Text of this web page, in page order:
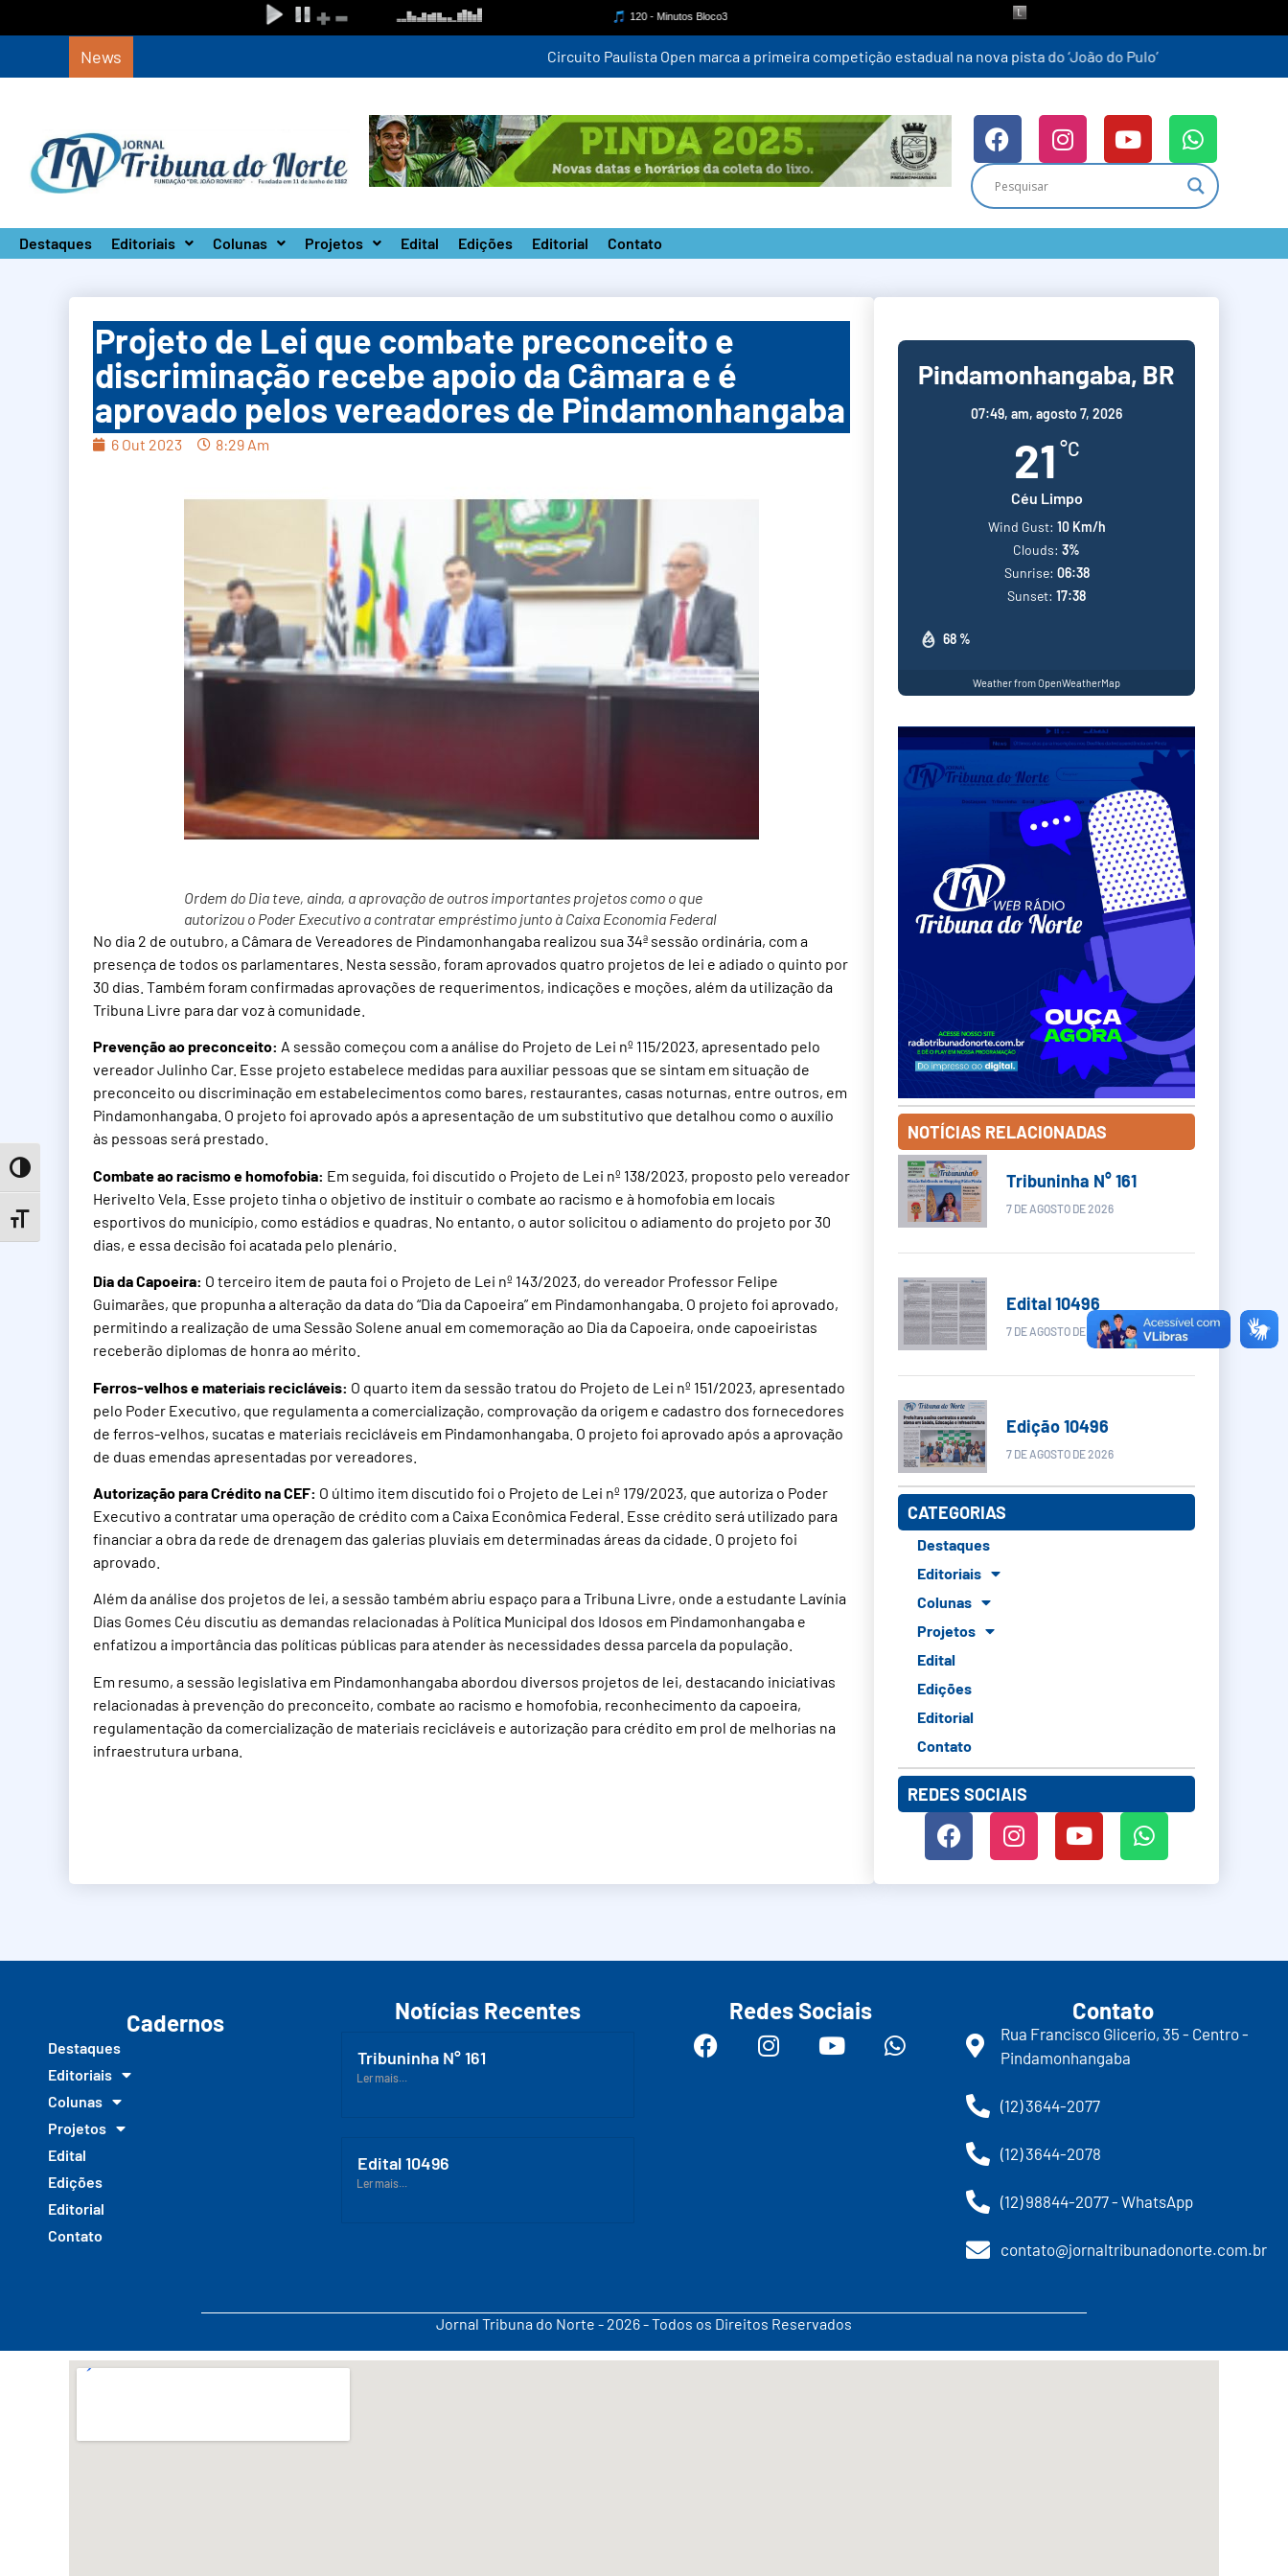
Toggle High Contrast
Toggle Font size
News Circuito Paulista Open marca a primeira competição estadual na nova pista do ‘João do Pulo’
Destaques Editoriais Colunas Projetos Edital Edições Editorial Contato
Projeto de Lei que combate preconceito e
discriminação recebe apoio da Câmara e é
aprovado pelos vereadores de Pindamonhangaba
6 Out 2023 8:29 Am
Ordem do Dia teve, ainda, a aprovação de outros importantes projetos como o que
autorizou o Poder Executivo a contratar empréstimo junto à Caixa Economia Federal
No dia 2 de outubro, a Câmara de Vereadores de Pindamonhangaba realizou sua 34ª sessão ordinária, com a
presença de todos os parlamentares. Nesta sessão, foram aprovados quatro projetos de lei e adiado o quinto por
30 dias. Também foram confirmadas aprovações de requerimentos, indicações e moções, além da utilização da
Tribuna Livre para dar voz à comunidade.
Prevenção ao preconceito: A sessão começou com a análise do Projeto de Lei nº 115/2023, apresentado pelo
vereador Julinho Car. Esse projeto estabelece medidas para auxiliar pessoas que se sintam em situação de
preconceito ou discriminação em estabelecimentos como bares, restaurantes, casas noturnas, entre outros, em
Pindamonhangaba. O projeto foi aprovado após a apresentação de um substitutivo que detalhou como o auxílio
às pessoas será prestado.
Combate ao racismo e homofobia: Em seguida, foi discutido o Projeto de Lei nº 138/2023, proposto pelo vereador
Herivelto Vela. Esse projeto tinha o objetivo de instituir o combate ao racismo e à homofobia em locais
esportivos do município, como estádios e quadras. No entanto, o autor solicitou o adiamento do projeto por 30
dias, e essa decisão foi acatada pelo plenário.
Dia da Capoeira: O terceiro item de pauta foi o Projeto de Lei nº 143/2023, do vereador Professor Felipe
Guimarães, que propunha a alteração da data do “Dia da Capoeira” em Pindamonhangaba. O projeto foi aprovado,
permitindo a realização de uma Sessão Solene anual em comemoração ao Dia da Capoeira, onde capoeiristas
receberão diplomas de honra ao mérito.
Ferros-velhos e materiais recicláveis: O quarto item da sessão tratou do Projeto de Lei nº 151/2023, apresentado
pelo Poder Executivo, que regulamenta a comercialização, comprovação da origem e cadastro dos fornecedores
de ferros-velhos, sucatas e materiais recicláveis em Pindamonhangaba. O projeto foi aprovado após a aprovação
de duas emendas apresentadas por vereadores.
Autorização para Crédito na CEF: O último item discutido foi o Projeto de Lei nº 179/2023, que autoriza o Poder
Executivo a contratar uma operação de crédito com a Caixa Econômica Federal. Esse crédito será utilizado para
financiar a obra da rede de drenagem das galerias pluviais em determinadas áreas da cidade. O projeto foi
aprovado.
Além da análise dos projetos de lei, a sessão também abriu espaço para a Tribuna Livre, onde a estudante Lavínia
Dias Gomes Céu discutiu as demandas relacionadas à Política Municipal dos Idosos em Pindamonhangaba e
enfatizou a importância das políticas públicas para atender às necessidades dessa parcela da população.
Em resumo, a sessão legislativa em Pindamonhangaba abordou diversos projetos de lei, destacando iniciativas
relacionadas à prevenção do preconceito, combate ao racismo e homofobia, reconhecimento da capoeira,
regulamentação da comercialização de materiais recicláveis e autorização para crédito em prol de melhorias na
infraestrutura urbana.
Pindamonhangaba, BR
07:49, am, agosto 7, 2026
21 °C
Céu Limpo
68 %
Wind Gust: 10 Km/h
Clouds: 3%
Sunrise: 06:38
Sunset: 17:38
Weather from OpenWeatherMap
NOTÍCIAS RELACIONADAS
Tribuninha N° 161
7 DE AGOSTO DE 2026
Edital 10496
7 DE AGOSTO DE 2026
Edição 10496
7 DE AGOSTO DE 2026
CATEGORIAS
Destaques
Editoriais
Colunas
Projetos
Edital
Edições
Editorial
Contato
REDES SOCIAIS
Cadernos
Destaques
Editoriais
Colunas
Projetos
Edital
Edições
Editorial
Contato
Notícias Recentes
Tribuninha N° 161
Ler mais...
Edital 10496
Ler mais...
Redes Sociais Contato
Rua Francisco Glicerio, 35 - Centro -
Pindamonhangaba
(12) 3644-2077
(12) 3644-2078
(12) 98844-2077 - WhatsApp
contato@jornaltribunadonorte.com.br
Jornal Tribuna do Norte - 2026 - Todos os Direitos Reservados